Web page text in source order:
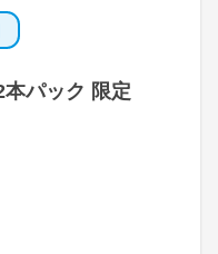
パック 限定